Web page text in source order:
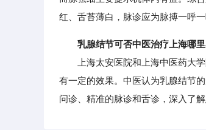
红、舌苔薄白，脉诊应为脉搏一呼
乳腺结节可否中医治疗上海哪
上海太安医院和上海中医药大学
有一定的效果。中医认为乳腺结节
问诊、精准的脉诊和舌诊，深入了解